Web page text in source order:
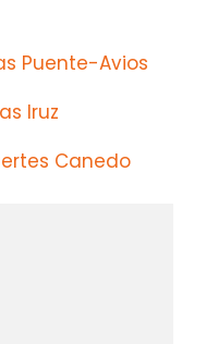
Puente-Avios
Iruz
Canedo